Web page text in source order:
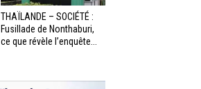
THAÏLANDE – SOCIÉTÉ :
Fusillade de Nonthaburi,
ce que révèle l’enquête...